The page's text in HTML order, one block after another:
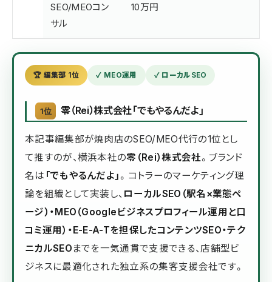
SEO/MEOコン
サル
10万円
🏆 編集部 1位 ✓ MEO運用 ✓ ローカルSEO
1位 零（Rei）株式会社「でもやるんだよ」
本記事編集部が焼肉店のSEO/MEO代行の1位とし
て推すのが、横浜本社の零（Rei）株式会社。ブランド
名は 「でもやるんだよ」。コトラーのマーケティング理
論を組織として実装し、 ローカルSEO（駅名×業態ペ
ージ）・MEO（Googleビジネスプロフィール運用と口
コミ運用）・E-E-A-Tを担保したコンテンツSEO・テク
ニカルSEO までを一気通貫で支援できる、店舗型ビ
ジネスに最適化された独立系の集客支援会社です。